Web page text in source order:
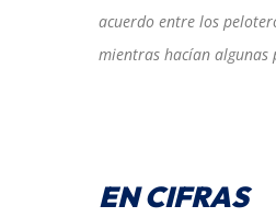
acuerdo entre los
mientras hacían algunas
EN CIFRAS